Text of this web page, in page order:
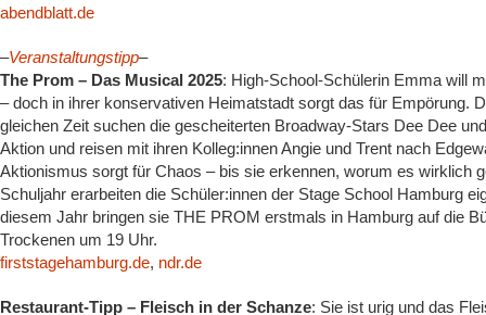
abendblatt.de
–Veranstaltungstipp–
The Prom – Das Musical 2025: High-School-Schülerin Emma will
– doch in ihrer konservativen Heimatstadt sorgt das für Empörung.
gleichen Zeit suchen die gescheiterten Broadway-Stars Dee Dee
Aktion und reisen mit ihren Kolleg:innen Angie und Trent nach
Aktionismus sorgt für Chaos – bis sie erkennen, worum es wirklich
Schuljahr erarbeiten die Schüler:innen der Stage School Hamburg
diesem Jahr bringen sie THE PROM erstmals in Hamburg auf die
Trockenen um 19 Uhr.
firststagehamburg.de, ndr.de
Restaurant-Tipp – Fleisch in der Schanze: Sie ist urig und das